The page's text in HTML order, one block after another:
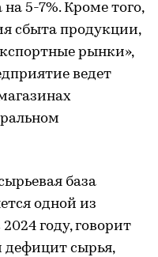
5-7%. Кроме того,
сбыта продукции,
рынки»,
ведет
база
одной из
году, говорит
дефицит сырья,